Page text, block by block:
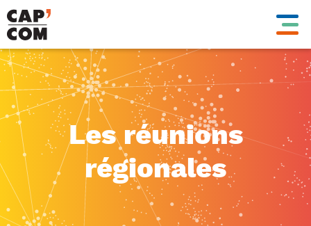
Aller
au
contenu
principal
Les réunions
régionales